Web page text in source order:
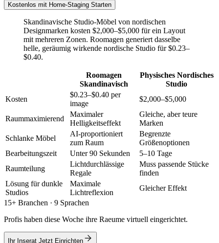
Kostenlos mit Home-Staging Starten
Skandinavische Studio-Möbel von nordischen
Designmarken kosten $2,000–$5,000 für ein Layout
mit mehreren Zonen. Roomagen generiert dasselbe
helle, geräumig wirkende nordische Studio für $0.23–
$0.40.
Roomagen
Skandinavisch
Physisches Nordisches
Studio
Kosten
$0.23–$0.40 per
image
$2,000–$5,000
Raummaximierend
Maximaler
Helligkeitseffekt
Gleiche, aber teure
Marken
Schlanke Möbel
AI-proportioniert
zum Raum
Begrenzte
Größenoptionen
Bearbeitungszeit
Unter 90 Sekunden
5–10 Tage
Raumteilung
Lichtdurchlässige
Regale
Muss passende Stücke
finden
Lösung für dunkle
Studios
Maximale
Lichtreflexion
Gleicher Effekt
15+ Branchen · 9 Sprachen
Profis haben diese Woche ihre Raeume virtuell eingerichtet.
Ihr Inserat Jetzt Einrichten